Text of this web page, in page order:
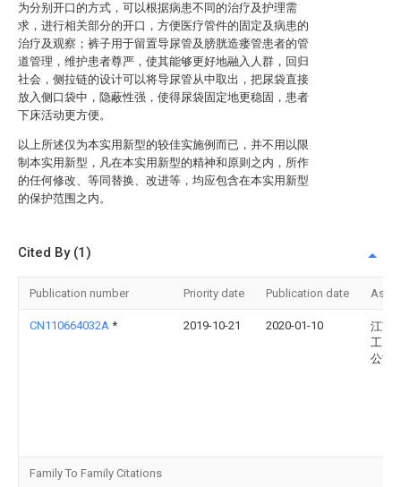
为分别开口的方式，可以根据病患不同的治疗及护理需
求，进行相关部分的开口，方便医疗管件的固定及病患的
治疗及观察；裤子用于留置导尿管及膀胱造瘘管患者的管
道管理，维护患者尊严，使其能够更好地融入人群，回归
社会，侧拉链的设计可以将导尿管从中取出，把尿袋直接
放入侧口袋中，隐蔽性强，使得尿袋固定地更稳固，患者
下床活动更方便。
以上所述仅为本实用新型的较佳实施例而已，并不用以限
制本实用新型，凡在本实用新型的精神和原则之内，所作
的任何修改、等同替换、改进等，均应包含在本实用新型
的保护范围之内。
Cited By (1)
Publication number Priority date Publication date
CN110664032A * 2019-10-21 2020-01-10
江苏
工贸
公司
Family To Family Citations